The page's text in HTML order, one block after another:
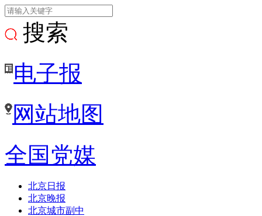
搜索
电子报
网站地图
全国党媒
北京日报
北京晚报
北京城市副中